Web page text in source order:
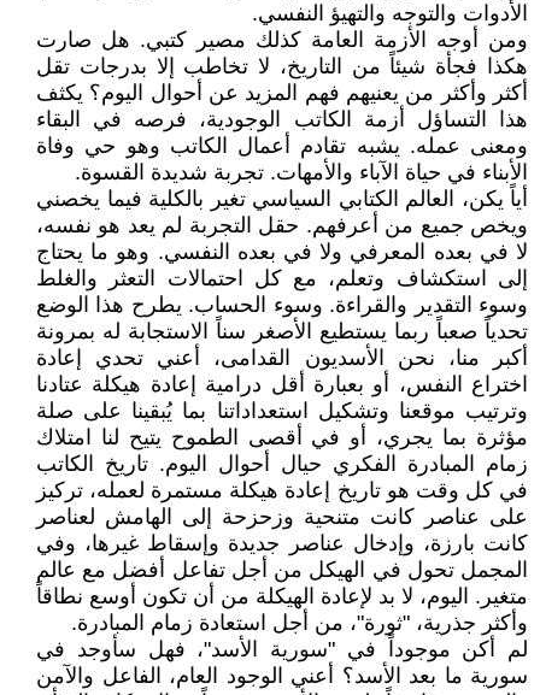
الأدوات والتوجه والتهيؤ النفسي.
ومن أوجه الأزمة العامة كذلك مصير كتبي. هل صارت
هكذا فجأة شيئاً من التاريخ، لا تخاطب إلا بدرجات تقل
أكثر وأكثر من يعنيهم فهم المزيد عن أحوال اليوم؟ يكثف
هذا التساؤل أزمة الكاتب الوجودية، فرصه في البقاء
ومعنى عمله. يشبه تقادم أعمال الكاتب وهو حي وفاة
الأبناء في حياة الآباء والأمهات. تجربة شديدة القسوة.
أياً يكن، العالم الكتابي السياسي تغير بالكلية فيما يخصني
ويخص جميع من أعرفهم. حقل التجربة لم يعد هو نفسه،
لا في بعده المعرفي ولا في بعده النفسي. وهو ما يحتاج
إلى استكشاف وتعلم، مع كل احتمالات التعثر والغلط
وسوء التقدير والقراءة. وسوء الحساب. يطرح هذا الوضع
تحدياً صعباً ربما يستطيع الأصغر سناً الاستجابة له بمرونة
أكبر منا، نحن الأسديون القدامى، أعني تحدي إعادة
اختراع النفس، أو بعبارة أقل درامية إعادة هيكلة عتادنا
وترتيب موقعنا وتشكيل استعداداتنا بما يُبقينا على صلة
مؤثرة بما يجري، أو في أقصى الطموح يتيح لنا امتلاك
زمام المبادرة الفكري حيال أحوال اليوم. تاريخ الكاتب
في كل وقت هو تاريخ إعادة هيكلة مستمرة لعمله، تركيز
على عناصر كانت متنحية وزحزحة إلى الهامش لعناصر
كانت بارزة، وإدخال عناصر جديدة وإسقاط غيرها، وفي
المجمل تحول في الهيكل من أجل تفاعل أفضل مع عالم
متغير. اليوم، لا بد لإعادة الهيكلة من أن تكون أوسع نطاقاً
وأكثر جذرية، "ثورة"، من أجل استعادة زمام المبادرة.
لم أكن موجوداً في "سورية الأسد"، فهل سأوجد في
سورية ما بعد الأسد؟ أعني الوجود العام، الفاعل والآمن